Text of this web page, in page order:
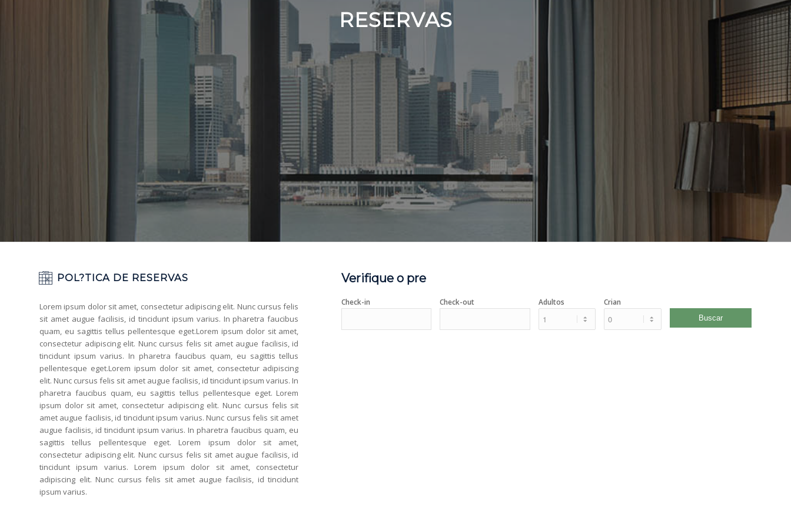
RESERVAS
POL?TICA DE RESERVAS
Lorem ipsum dolor sit amet, consectetur adipiscing elit. Nunc cursus felis
sit amet augue facilisis, id tincidunt ipsum varius. In pharetra faucibus
quam, eu sagittis tellus pellentesque eget.Lorem ipsum dolor sit amet,
consectetur adipiscing elit. Nunc cursus felis sit amet augue facilisis, id
tincidunt ipsum varius. In pharetra faucibus quam, eu sagittis tellus
pellentesque eget.Lorem ipsum dolor sit amet, consectetur adipiscing
elit. Nunc cursus felis sit amet augue facilisis, id tincidunt ipsum varius. In
pharetra faucibus quam, eu sagittis tellus pellentesque eget. Lorem
ipsum dolor sit amet, consectetur adipiscing elit. Nunc cursus felis sit
amet augue facilisis, id tincidunt ipsum varius. Nunc cursus felis sit amet
augue facilisis, id tincidunt ipsum varius. In pharetra faucibus quam, eu
sagittis tellus pellentesque eget. Lorem ipsum dolor sit amet,
consectetur adipiscing elit. Nunc cursus felis sit amet augue facilisis, id
tincidunt ipsum varius. Lorem ipsum dolor sit amet, consectetur
adipiscing elit. Nunc cursus felis sit amet augue facilisis, id tincidunt
ipsum varius.
Verifique o pre
Check-in Check-out Adultos Crian